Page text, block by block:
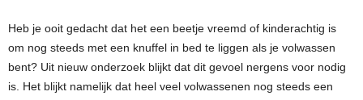
Heb je ooit gedacht dat het een beetje vreemd of kinderachtig is
om nog steeds met een knuffel in bed te liggen als je volwassen
bent? Uit nieuw onderzoek blijkt dat dit gevoel nergens voor nodig
is. Het blijkt namelijk dat heel veel volwassenen nog steeds een